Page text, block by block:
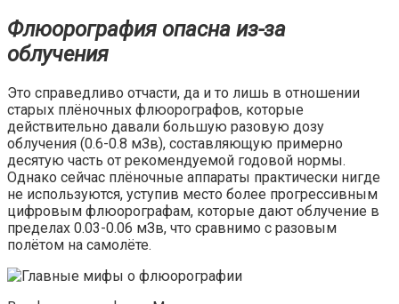
Флюорография опасна из-за
облучения
Это справедливо отчасти, да и то лишь в отношении
старых плёночных флюорографов, которые
действительно давали большую разовую дозу
облучения (0.6-0.8 мЗв), составляющую примерно
десятую часть от рекомендуемой годовой нормы.
Однако сейчас плёночные аппараты практически нигде
не используются, уступив место более прогрессивным
цифровым флюорографам, которые дают облучение в
пределах 0.03-0.06 мЗв, что сравнимо с разовым
полётом на самолёте.